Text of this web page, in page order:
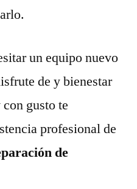
un equipo nuevo
de y bienestar
gusto te
profesional de
de